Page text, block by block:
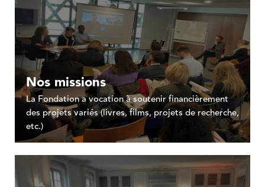
Nos missions
La Fondation a vocation à soutenir financièrement
des projets variés (livres, films, projets de recherche,
etc.)